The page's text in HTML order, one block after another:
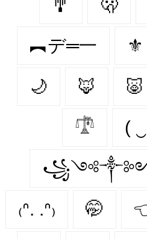
🎐 🫢
︻デ═一 ⚜
🌙 🦊 🐷
𓍝 (
₍ᐢ. .ᐢ₎ 🤭